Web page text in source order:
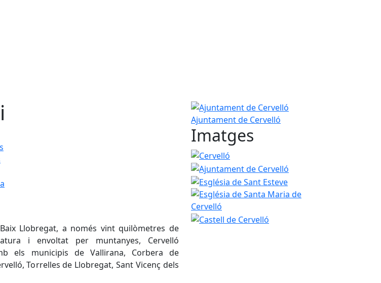
Llobregat, a només vint quilòmetres de
i envoltat per muntanyes, Cervelló
els municipis de Vallirana, Corbera de
Torrelles de Llobregat, Sant Vicenç dels
Ajuntament de Cervelló
Ajuntament de Cervelló
Imatges
Cervelló
Església de Santa Maria
Castell de Cervelló